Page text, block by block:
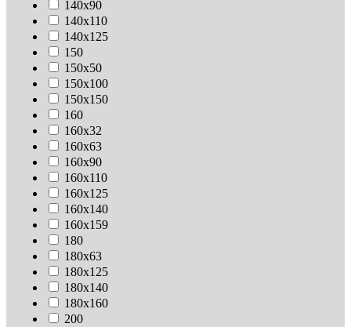
140х90
140х110
140х125
150
150х50
150х100
150х150
160
160х32
160х63
160х90
160х110
160х125
160х140
160х159
180
180х63
180х125
180х140
180х160
200